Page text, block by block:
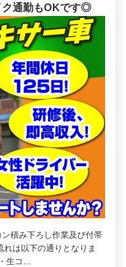
ク通勤もOKです◎
積み下ろし作業及び付帯
は以下の通りとなりま
生コ…